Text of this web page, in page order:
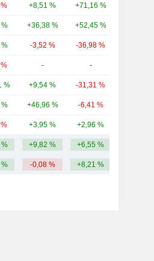
+8,51 % +71,16 %
% +36,38 % +52,45 %
% -3,52 % -36,98 %
- -
% +9,54 % -31,31 %
% +46,96 % -6,41 %
+3,95 % +2,96 %
% +9,82 % +6,55 %
% -0,08 % +8,21 %